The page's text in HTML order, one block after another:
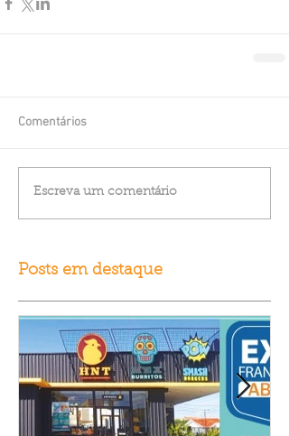
Comentários
Escreva um comentário
Posts em destaque